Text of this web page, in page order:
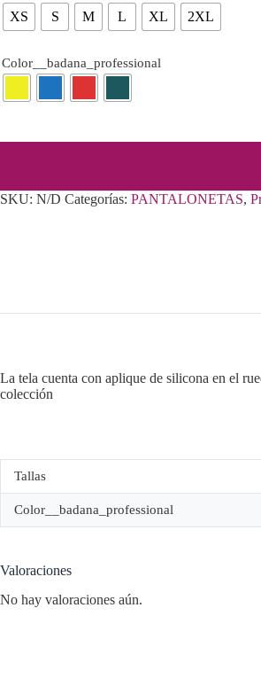
XS S M L XL 2XL
Color__badana_professional
SKU: N/D Categorías: PANTALONETAS,
La tela cuenta con aplique de silicona en el
colección
Tallas
Color__badana_professional
Valoraciones
No hay valoraciones aún.